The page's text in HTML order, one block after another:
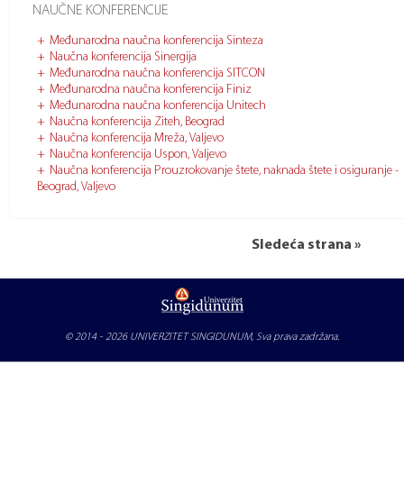
Sledeća strana »
NAUČNE KONFERENCIJE
Međunarodna naučna konferencija Sinteza
Naučna konferencija Sinergija
Međunarodna naučna konferencija SITCON
Međunarodna naučna konferencija Finiz
Međunarodna naučna konferencija Unitech
Naučna konferencija Ziteh, Beograd
Naučna konferencija Mreža, Valjevo
Naučna konferencija Uspon, Valjevo
Naučna konferencija Prouzrokovanje štete, naknada štete i osiguranje -
Beograd, Valjevo
© 2014 - 2026 UNIVERZITET SINGIDUNUM, Sva prava zadržana.